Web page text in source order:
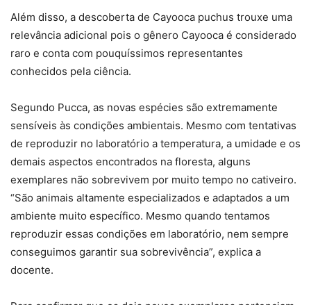
Além disso, a descoberta de Cayooca puchus trouxe uma
relevância adicional pois o gênero Cayooca é considerado
raro e conta com pouquíssimos representantes
conhecidos pela ciência.
Segundo Pucca, as novas espécies são extremamente
sensíveis às condições ambientais. Mesmo com tentativas
de reproduzir no laboratório a temperatura, a umidade e os
demais aspectos encontrados na floresta, alguns
exemplares não sobrevivem por muito tempo no cativeiro.
“São animais altamente especializados e adaptados a um
ambiente muito específico. Mesmo quando tentamos
reproduzir essas condições em laboratório, nem sempre
conseguimos garantir sua sobrevivência”, explica a
docente.